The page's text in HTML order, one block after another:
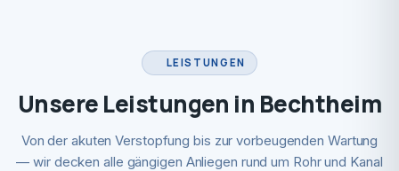
LEISTUNGEN
Unsere Leistungen in Bechtheim
Von der akuten Verstopfung bis zur vorbeugenden Wartung
— wir decken alle gängigen Anliegen rund um Rohr und Kanal